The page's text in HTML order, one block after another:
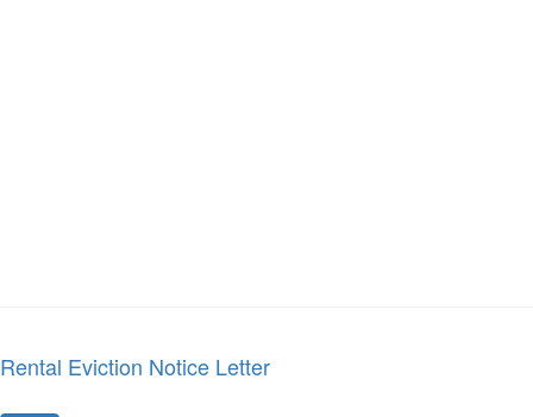
Rental Eviction Notice Letter